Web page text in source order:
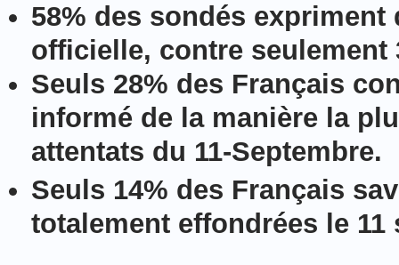
58% des sondés
officielle, contre seulement
Seuls 28% des Français
informé de la manière la
attentats du 11-Septembre.
Seuls 14% des Français
totalement effondrées le 11